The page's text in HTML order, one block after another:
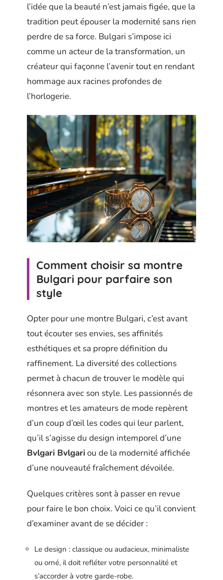
l’idée que la beauté n’est jamais figée, que la
tradition peut épouser la modernité sans rien
perdre de sa force. Bulgari s’impose ici
comme un acteur de la transformation, un
créateur qui façonne l’avenir tout en rendant
hommage aux racines profondes de
l’horlogerie.
Comment choisir sa montre
Bulgari pour parfaire son
style
Opter pour une montre Bulgari, c’est avant
tout écouter ses envies, ses affinités
esthétiques et sa propre définition du
raffinement. La diversité des collections
permet à chacun de trouver le modèle qui
résonnera avec son style. Les passionnés de
montres et les amateurs de mode repèrent
d’un coup d’œil les codes qui leur parlent,
qu’il s’agisse du design intemporel d’une
Bvlgari Bvlgariou de la modernité affichée
d’une nouveauté fraîchement dévoilée.
Quelques critères sont à passer en revue
pour faire le bon choix. Voici ce qu’il convient
d’examiner avant de se décider :
Le design : classique ou audacieux, minimaliste
ou orné, il doit refléter votre personnalité et
s’accorder à votre garde-robe.